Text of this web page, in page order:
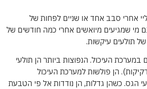
אחרי סבב אחד או שניים לפחות של
מי שמגיעים מיואשים אחרי כמה חודשים של
של תולעים עיקשות.
במערכת העיכול. הנפוצות ביותר הן תולעי
הן פולשות למערכת העיכול
הגס. כשהן גדלות, הן נודדות אל פי הטבעת